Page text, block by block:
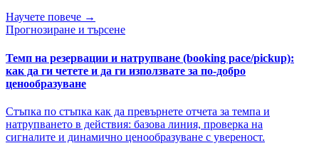
Научете повече →
Прогнозиране и търсене
Темп на резервации и натрупване (booking pace/pickup):
как да ги четете и да ги използвате за по-добро
ценообразуване
Стъпка по стъпка как да превърнете отчета за темпа и
натрупването в действия: базова линия, проверка на
сигналите и динамично ценообразуване с увереност.